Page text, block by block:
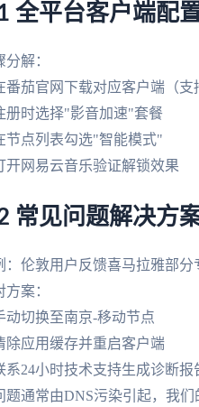
全平台客户端配
分解：
番茄官网下载对应客户端（支
册时选择"影音加速"套餐
节点列表勾选"智能模式"
开网易云音乐验证解锁效果
常见问题解决方
：伦敦用户反馈喜马拉雅部
方案：
动切换至南京-移动节点
除应用缓存并重启客户端
系24小时技术支持生成诊断报
题通常由DNS污染引起，我们